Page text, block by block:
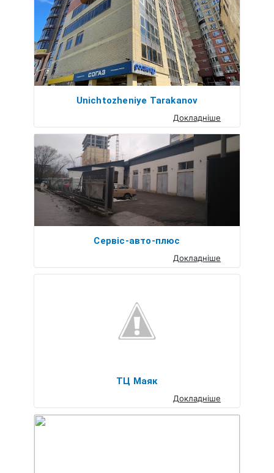
Unichtozheniye Tarakanov
Докладніше
Сервіс-авто-плюс
Докладніше
ТЦ Маяк
Докладніше